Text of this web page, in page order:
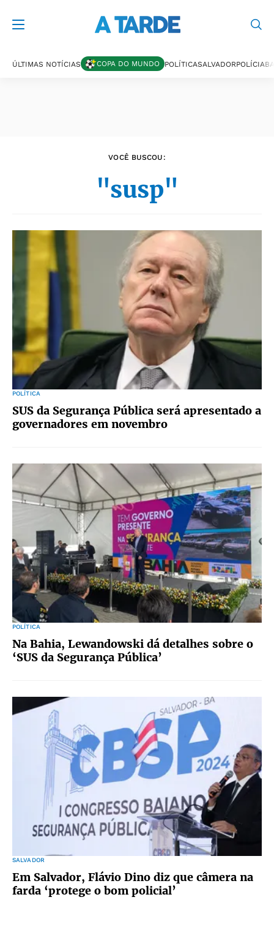
ÚLTIMAS NOTÍCIAS COPA DO MUNDO POLÍTICASALVADORPOLÍCIA
VOCÊ BUSCOU:
"susp"
POLÍTICA
SUS da Segurança Pública será apresentado a
governadores em novembro
POLÍTICA
Na Bahia, Lewandowski dá detalhes sobre o
‘SUS da Segurança Pública’
SALVADOR
Em Salvador, Flávio Dino diz que câmera na
farda ‘protege o bom policial’